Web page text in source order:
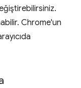
Chrome'un